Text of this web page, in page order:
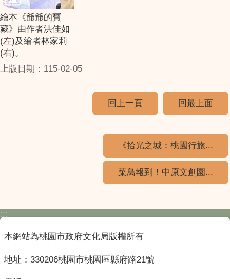
繪本《爺爺的寶
藏》由作者洪佳如
(左)及繪者林家莉
(右)。
上版日期：115-02-05
回上一頁 回最上面
《拾光之城：桃園行旅...
菜鳥報到！中原文創園...
:::
本網站為桃園市政府文化局版權所有
地址：330206桃園市桃園區縣府路21號